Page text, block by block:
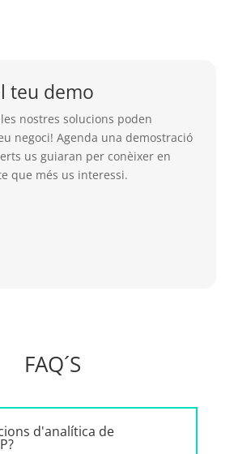
teu demo
nostres solucions poden
negoci! Agenda una demostració
us guiaran per conèixer en
que més us interessi.
FAQ´S
d'analítica de